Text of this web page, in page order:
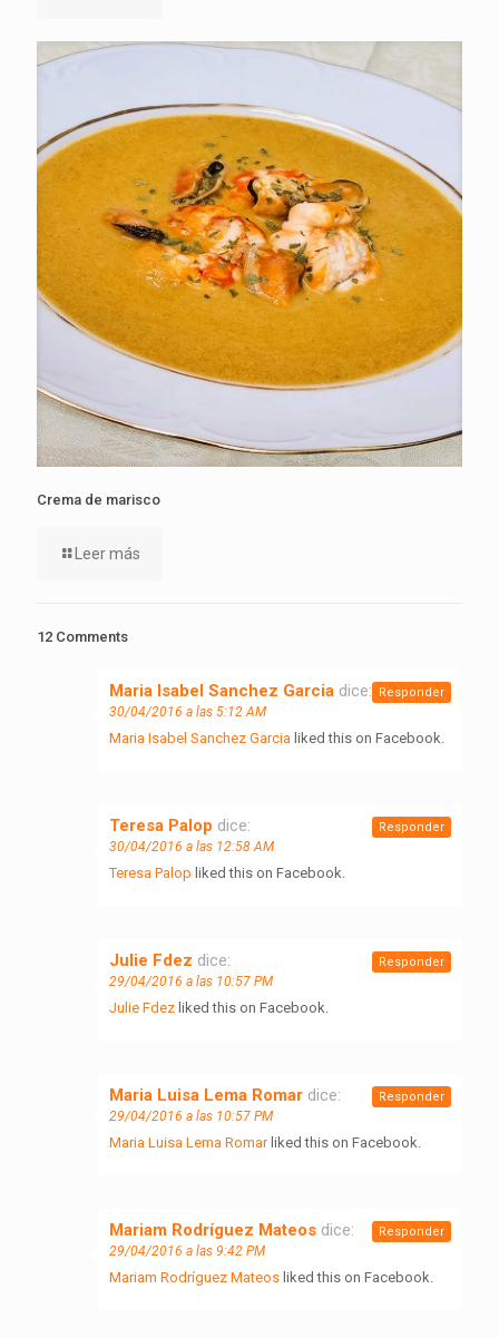
Crema de marisco
Leer más
12 Comments
Maria Isabel Sanchez Garcia dice:
30/04/2016 a las 5:12 AM
Maria Isabel Sanchez Garcia liked this on Facebook.
Responder
Teresa Palop dice:
30/04/2016 a las 12:58 AM
Teresa Palop liked this on Facebook.
Responder
Julie Fdez dice:
29/04/2016 a las 10:57 PM
Julie Fdez liked this on Facebook.
Responder
Maria Luisa Lema Romar dice:
29/04/2016 a las 10:57 PM
Maria Luisa Lema Romarliked this on Facebook.
Responder
Mariam Rodríguez Mateos dice:
29/04/2016 a las 9:42 PM
Mariam Rodríguez Mateos liked this on Facebook.
Responder